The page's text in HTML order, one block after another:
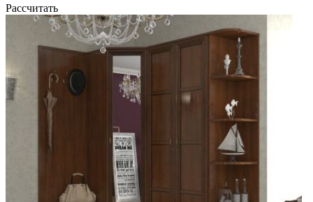
Рассчитать